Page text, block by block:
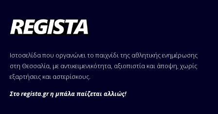
Ιστοσελίδα που οργανώνει το παιχνίδι της αθλητικής ενημέρωσης
στη Θεσσαλία, με αντικειμενικότητα, αξιοπιστία και άποψη, χωρίς
εξαρτήσεις και αστερίσκους.
Στο regista.gr η μπάλα παίζεται αλλιώς!